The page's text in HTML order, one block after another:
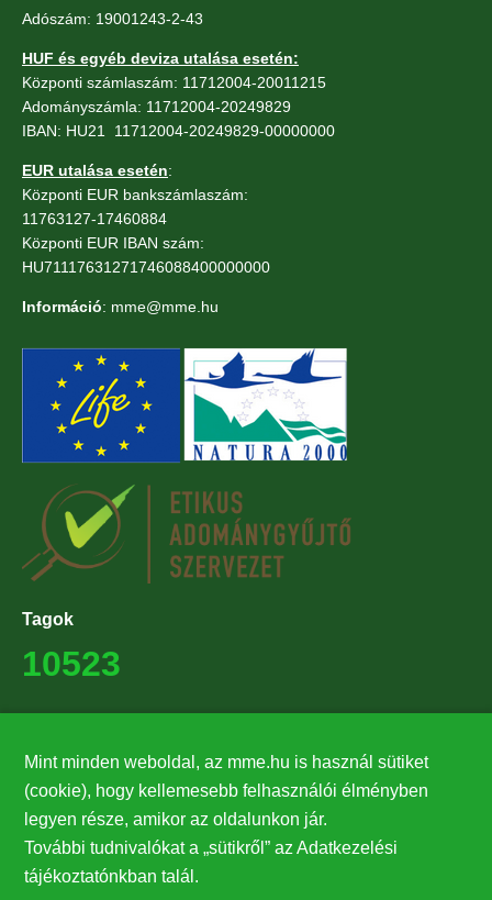
Adószám: 19001243-2-43
HUF és egyéb deviza utalása esetén:
Központi számlaszám: 11712004-20011215
Adományszámla: 11712004-20249829
IBAN: HU21 11712004-20249829-00000000
EUR utalása esetén:
Központi EUR bankszámlaszám:
11763127-17460884
Központi EUR IBAN szám:
HU71117631271746088400000000
Információ: mme@mme.hu
Tagok
10523
27224
Hírlevél feliratkozás
Értesüljön elsőként legfrissebb híreinkről, eseményeinkről!
Mint minden weboldal, az mme.hu is használ sütiket
(cookie), hogy kellemesebb felhasználói élményben
legyen része, amikor az oldalunkon jár.
További tudnivalókat a „sütikről” az Adatkezelési
tájékoztatónkban talál.